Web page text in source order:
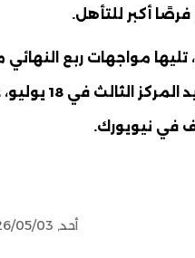
أكبر للتأهل.
ثمن النهائي، تليها مواجهات ربع
يوليو/تموز، ثم نصف النهائي يومي 14 و15
أحد, 2026/05/03 - 09:12